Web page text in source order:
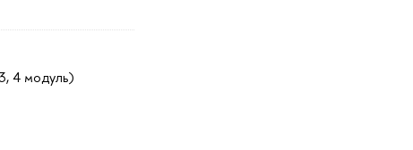
4 модуль)